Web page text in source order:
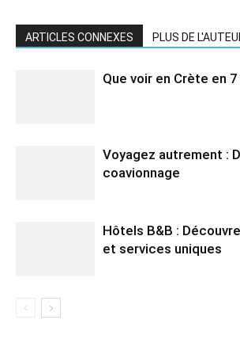
ARTICLES CONNEXES PLUS DE
Que voir en Crète en
Voyagez autrement :
coavionnage
Hôtels B&B :
et services uniques